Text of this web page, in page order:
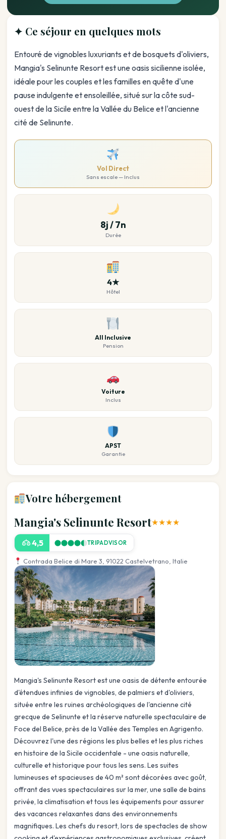
✦ Ce séjour en quelques mots
Entouré de vignobles luxuriants et de bosquets d'oliviers,
Mangia's Selinunte Resort est une oasis sicilienne isolée,
idéale pour les couples et les familles en quête d'une
pause indulgente et ensoleillée, situé sur la côte sud-
ouest de la Sicile entre la Vallée du Belice et l'ancienne
cité de Selinunte.
Vol Direct
Sans escale — Inclus
8j / 7n
Durée
4★
Hôtel
All Inclusive
Pension
Voiture
Inclus
APST
Garantie
Votre hébergement
Mangia's Selinunte Resort★★★★
4,5 TRIPADVISOR
Contrada Belice di Mare 3, 91022 Castelvetrano, Italie
Mangia's Selinunte Resort est une oasis de détente entourée
d'étendues infinies de vignobles, de palmiers et d'oliviers,
située entre les ruines archéologiques de l'ancienne cité
grecque de Selinunte et la réserve naturelle spectaculaire de
Foce del Belice, près de la Vallée des Temples en Agrigento.
Découvrez l'une des régions les plus belles et les plus riches
en histoire de la Sicile occidentale - une oasis naturelle,
culturelle et historique pour tous les sens. Les suites
lumineuses et spacieuses de 40 m² sont décorées avec goût,
offrant des vues spectaculaires sur la mer, une salle de bains
privée, la climatisation et tous les équipements pour assurer
des vacances relaxantes dans des environnements
magnifiques. Les chefs du resort, lors de spectacles de show